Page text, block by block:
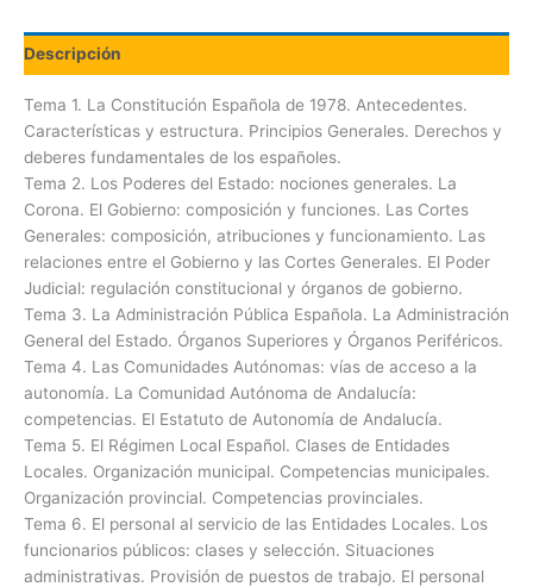
Descripción
Tema 1. La Constitución Española de 1978. Antecedentes.
Características y estructura. Principios Generales. Derechos y
deberes fundamentales de los españoles.
Tema 2. Los Poderes del Estado: nociones generales. La
Corona. El Gobierno: composición y funciones. Las Cortes
Generales: composición, atribuciones y funcionamiento. Las
relaciones entre el Gobierno y las Cortes Generales. El Poder
Judicial: regulación constitucional y órganos de gobierno.
Tema 3. La Administración Pública Española. La Administración
General del Estado. Órganos Superiores y Órganos Periféricos.
Tema 4. Las Comunidades Autónomas: vías de acceso a la
autonomía. La Comunidad Autónoma de Andalucía:
competencias. El Estatuto de Autonomía de Andalucía.
Tema 5. El Régimen Local Español. Clases de Entidades
Locales. Organización municipal. Competencias municipales.
Organización provincial. Competencias provinciales.
Tema 6. El personal al servicio de las Entidades Locales. Los
funcionarios públicos: clases y selección. Situaciones
administrativas. Provisión de puestos de trabajo. El personal